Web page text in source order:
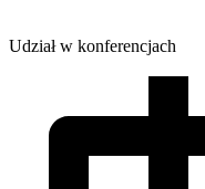
Udział w konferencjach